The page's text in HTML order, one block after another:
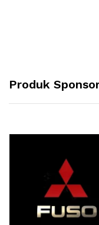
Produk